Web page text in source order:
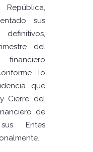
sus
del
financiero
lo
que
Cierre del
de
Entes